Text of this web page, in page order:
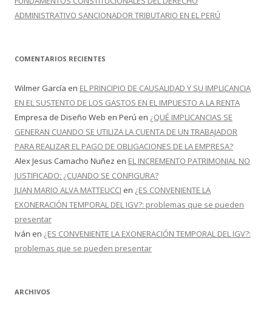
ADMINISTRATIVO SANCIONADOR TRIBUTARIO EN EL PERÚ
COMENTARIOS RECIENTES
Wilmer García en EL PRINCIPIO DE CAUSALIDAD Y SU IMPLICANCIA
EN EL SUSTENTO DE LOS GASTOS EN EL IMPUESTO A LA RENTA
Empresa de Diseño Web en Perú en ¿QUÉ IMPLICANCIAS SE
GENERAN CUANDO SE UTILIZA LA CUENTA DE UN TRABAJADOR
PARA REALIZAR EL PAGO DE OBLIGACIONES DE LA EMPRESA?
Alex Jesus Camacho Nuñez en EL INCREMENTO PATRIMONIAL NO
JUSTIFICADO: ¿CUANDO SE CONFIGURA?
JUAN MARIO ALVA MATTEUCCI en ¿ES CONVENIENTE LA
EXONERACIÓN TEMPORAL DEL IGV?: problemas que se pueden
presentar
Iván en ¿ES CONVENIENTE LA EXONERACIÓN TEMPORAL DEL IGV?:
problemas que se pueden presentar
ARCHIVOS